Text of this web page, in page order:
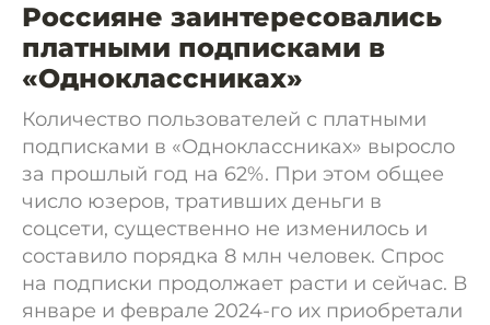
Россияне заинтересовались
платными подписками в
«Одноклассниках»
Количество пользователей с платными
подписками в «Одноклассниках» выросло
за прошлый год на 62%. При этом общее
число юзеров, тративших деньги в
соцсети, существенно не изменилось и
составило порядка 8 млн человек. Спрос
на подписки продолжает расти и сейчас. В
январе и феврале 2024-го их приобретали